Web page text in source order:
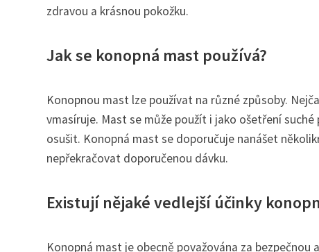
zdravou a krásnou pokožku.
Jak se konopná mast používá?
Konopnou mast lze používat na různé způsoby.
vmasíruje. Mast se může použít i jako ošetření
osušit. Konopná mast se doporučuje nanášet
nepřekračovat doporučenou dávku.
Existují nějaké vedlejší účinky
Konopná mast je obecně považována za